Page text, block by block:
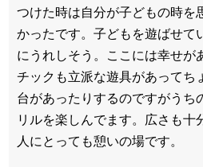
つけた時は自分が子どもの時を
かったです。子どもを遊ばせて
にうれしそう。ここには幸せが
チックも立派な遊具があってち
台があったりするのですがうち
リルを楽しんでます。広さも十
人にとっても憩いの場です。